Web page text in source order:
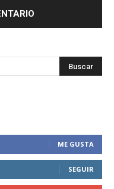
ME GUSTA
SEGUIR